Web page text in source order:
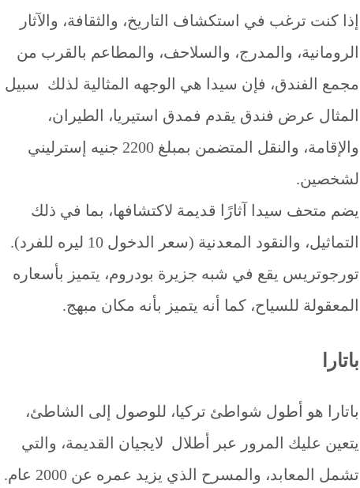
إذا كنت ترغب في استكشاف التاريخ، والثقافة، والآثار
الرومانية، والمدرج، والسلاحف، والمطاعم بالقرب من
مجمع الفندق، فإن سيدا هي الوجهه المثالية لذلك سبيل
المثال عرض فندق يقدم فمدق استيريا، الطيران،
والإقامة، والنقل المتضمن بمبلغ 2200 جنيه إسترليني
لشخصين.
يضم متحف سيدا آثارًا قديمة لاكتشافها، بما في ذلك
التماثيل، والنقود المعدنية (سعر الدخول 10 ليره للفرد).
تورجوتريس يقع في شبه جزيرة بودروم، يتميز بأسعاره
المعقولة للسياح، كما أنه يتميز بأنه مكان مبهج.
باتارا
باتارا هو أطول شواطئ تركيا، للوصول إلى الشاطئ،
يتعين عليك المرور عبر أطلال لايجيان القديمة، والتي
تشمل المعابد، والمسرح الذي يزيد عمره عن 2000 عام.